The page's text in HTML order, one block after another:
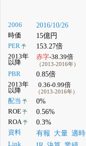
2006 2016/10/26
時価 15億円
PER予 153.27倍
2013年
以降
赤字-38.39倍
（2013-2016年）
PBR 0.85倍
2013年
以降
0.36-0.99倍
（2013-2016年）
配当 予 0%
ROE予 0.56%
ROA 予 0.3%
資料 有報 大量 適時
Link